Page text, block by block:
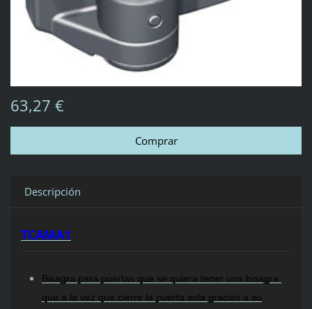
63,27 €
Descripción
TCAMA1
Bisagra para puertas que se quiera tener una bisagra
que a la vez que cierre la puerta sola gracias a su